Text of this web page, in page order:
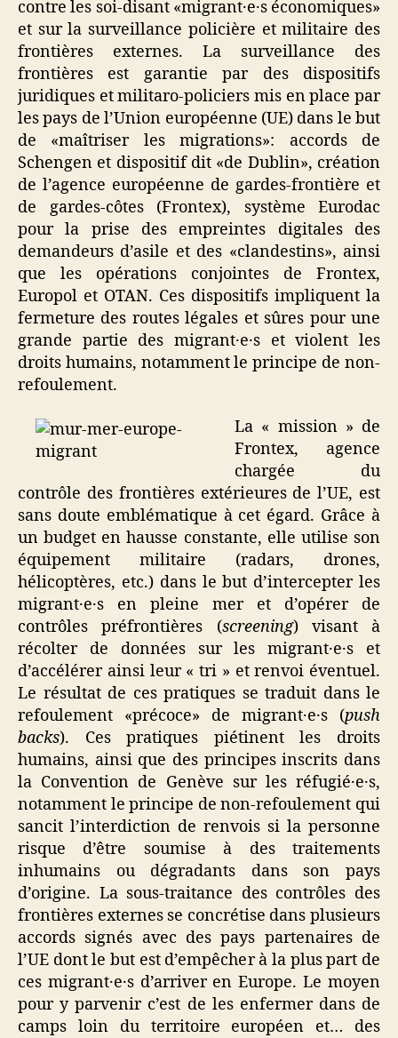
contre les soi-disant «migrant·e·s économiques»
et sur la surveillance policière et militaire des
frontières externes. La surveillance des
frontières est garantie par des dispositifs
juridiques et militaro-policiers mis en place par
les pays de l’Union européenne (UE) dans le but
de «maîtriser les migrations»: accords de
Schengen et dispositif dit «de Dublin», création
de l’agence européenne de gardes-frontière et
de gardes-côtes (Frontex), système Eurodac
pour la prise des empreintes digitales des
demandeurs d’asile et des «clandestins», ainsi
que les opérations conjointes de Frontex,
Europol et OTAN. Ces dispositifs impliquent la
fermeture des routes légales et sûres pour une
grande partie des migrant·e·s et violent les
droits humains, notamment le principe de non-
refoulement.
La « mission » de
Frontex, agence
chargée du
contrôle des frontières extérieures de l’UE, est
sans doute emblématique à cet égard. Grâce à
un budget en hausse constante, elle utilise son
équipement militaire (radars, drones,
hélicoptères, etc.) dans le but d’intercepter les
migrant·e·s en pleine mer et d’opérer de
contrôles préfrontières (screening) visant à
récolter de données sur les migrant·e·s et
d’accélérer ainsi leur « tri » et renvoi éventuel.
Le résultat de ces pratiques se traduit dans le
refoulement «précoce» de migrant·e·s (push
backs). Ces pratiques piétinent les droits
humains, ainsi que des principes inscrits dans
la Convention de Genève sur les réfugié·e·s,
notamment le principe de non-refoulement qui
sancit l’interdiction de renvois si la personne
risque d’être soumise à des traitements
inhumains ou dégradants dans son pays
d’origine. La sous-traitance des contrôles des
frontières externes se concrétise dans plusieurs
accords signés avec des pays partenaires de
l’UE dont le but est d’empêcher à la plus part de
ces migrant·e·s d’arriver en Europe. Le moyen
pour y parvenir c’est de les enfermer dans de
camps loin du territoire européen et… des